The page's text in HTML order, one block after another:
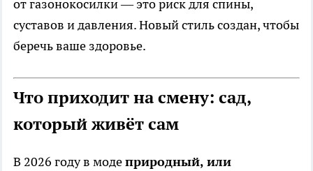
от газонокосилки — это риск для спины,
суставов и давления. Новый стиль создан, чтобы
беречь ваше здоровье.
Что приходит на смену: сад,
который живёт сам
В 2026 году в модеприродный, или